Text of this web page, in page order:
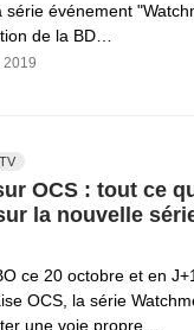
événement
de la BD…
2019
OCS : tout ce
la nouvelle
ce 20 octobre et en
OCS, la série
une voie propre…